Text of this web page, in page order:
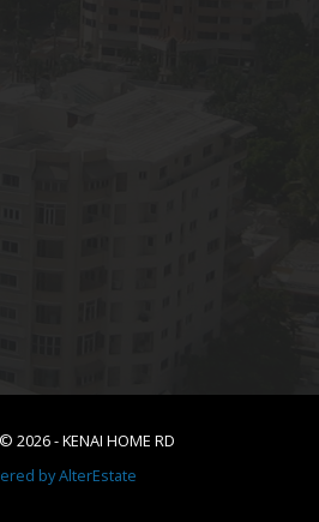
2026-KENAI HOME RD
byAlterEstate